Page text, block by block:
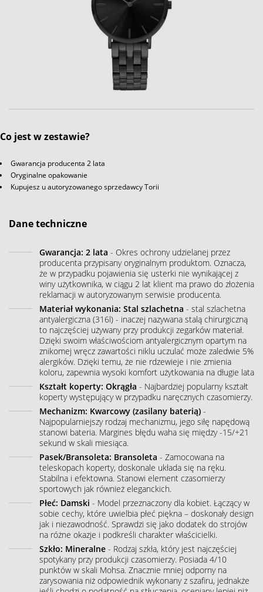
Co jest w zestawie?
Gwarancja producenta 2 lata
Oryginalne opakowanie
Kupujesz u autoryzowanego sprzedawcy Torii
Dane techniczne
Gwarancja: 2 lata - Okres ochrony udzielanej przez
producenta przypisany oryginalnym produktom. Oznacza,
że w przypadku pojawienia się usterki nie wynikającej z
winy użytkownika, w ciągu 2 lat klient ma prawo do złożenia
reklamacji w autoryzowanym serwisie producenta.
Materiał wykonania: Stal szlachetna - stal szlachetna
antyalergiczna (316l) - inaczej nazywana stalą chirurgiczną
to najczęściej używany przy produkcji zegarków materiał.
Dzięki swoim właściwościom antyalergicznym opartym na
znikomej wręcz zawartości niklu uczulać może zaledwie 5%
alergików. Dzięki temu, że nie rdzewieje i nie zmienia
koloru, zapewnia wysoki komfort użytkowania na długie lata
Kształt koperty: Okrągła - Najbardziej popularny kształt
koperty występujący w przypadku naręcznych czasomierzy.
Mechanizm: Kwarcowy (zasilany baterią) -
Najpopularniejszy rodzaj mechanizmu, jego siłę napędową
stanowi bateria. Margines błędu waha się między -15/+21
sekund w skali miesiąca.
Pasek/Bransoleta: Bransoleta - Zamocowana na
teleskopach koperty, doskonale układa się na ręku.
Stabilna i efektowna. Stanowi element czasomierzy
sportowych jak również eleganckich.
Płeć: Damski - Model przeznaczony dla kobiet. Łączący w
sobie cechy, które uwielbia płeć piękna – doskonały design
jak i niezawodność. Sprawdzi się jako dodatek do strojów
na różne okazje i podkreśli charakter właścicielki.
Szkło: Mineralne - Rodzaj szkła, który jest najczęściej
spotykany przy produkcji czasomierzy. Posiada 4/10
punktów w skali Mohsa. Znacznie mniej odporny na
zarysowania niż odpowiednik wykonany z szafiru, jednakże